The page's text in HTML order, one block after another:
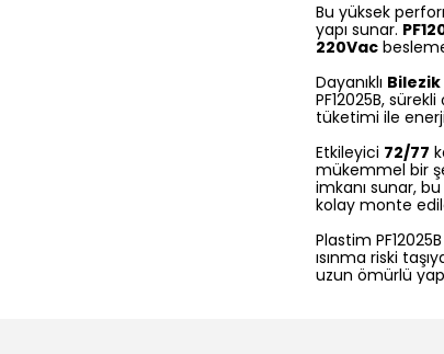
Bu yüksek
yapı sunar.
220Vac
Dayanıklı Bilezik
PF12025B,
tüketimi ile
Etkileyici 72/77
mükemmel bir
imkanı sunar,
kolay monte
Plastim
ısınma riski
uzun ömürlü